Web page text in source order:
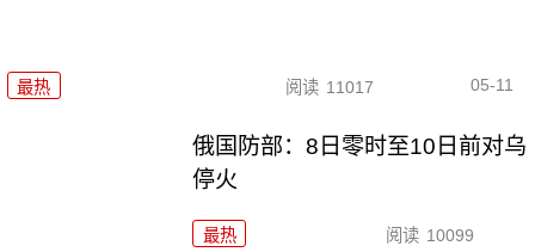
最热 阅读 11017 05-11
俄国防部：8日零时至10日前对乌
停火
最热 阅读 10099